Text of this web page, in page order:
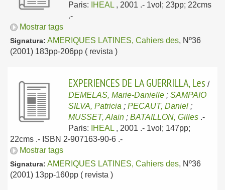
Paris:
IHEAL , 2001 .- 1vol; 23pp; 22cms
.-
Mostrar tags
Signatura: AMERIQUES LATINES, Cahiers des, Nº36
(2001) 183pp-206pp ( revista )
EXPERIENCES DE LA GUERRILLA, Les /
DEMELAS, Marie-Danielle ; SAMPAIO
SILVA, Patricia ; PECAUT, Daniel ;
MUSSET, Alain ; BATAILLON, Gilles .-
Paris:
IHEAL , 2001 .- 1vol; 147pp;
22cms .- ISBN 2-907163-90-6 .-
Mostrar tags
Signatura: AMERIQUES LATINES, Cahiers des, Nº36
(2001) 13pp-160pp ( revista )